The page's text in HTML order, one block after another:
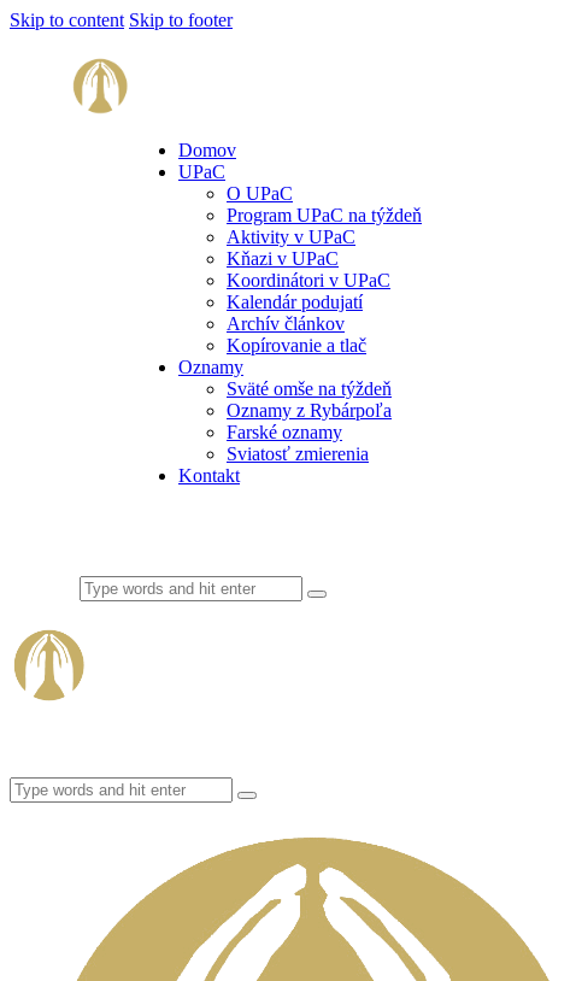
Skip to content Skip to footer
Domov
UPaC
O UPaC
Program UPaC na týždeň
Aktivity v UPaC
Kňazi v UPaC
Koordinátori v UPaC
Kalendár podujatí
Archív článkov
Kopírovanie a tlač
Oznamy
Sväté omše na týždeň
Oznamy z Rybárpoľa
Farské oznamy
Sviatosť zmierenia
Kontakt